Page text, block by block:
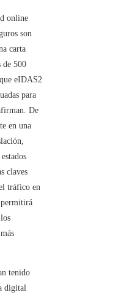
online
son
carta
de 500
eIDAS2
para
De
en una
claves
tráfico en
tenido
digital